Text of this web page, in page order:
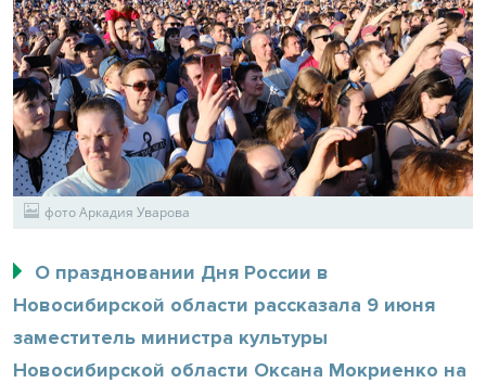
фото Аркадия Уварова
О праздновании Дня России в
Новосибирской области рассказала 9 июня
заместитель министра культуры
Новосибирской области Оксана Мокриенко на